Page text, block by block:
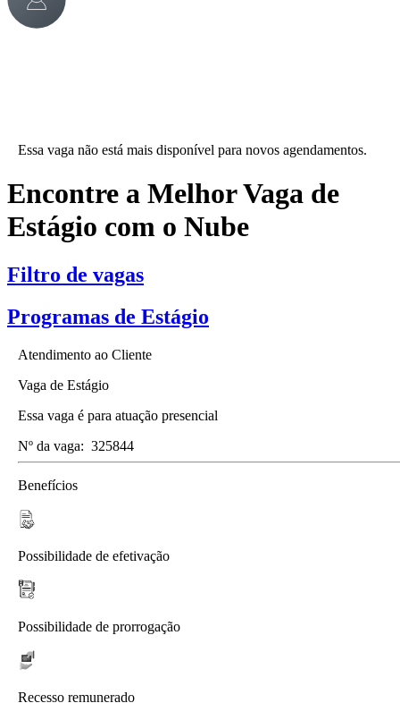
Essa vaga não está mais disponível para novos agendamentos.
Encontre a Melhor Vaga de
Estágio com o Nube
Filtro de vagas
Programas de Estágio
Atendimento ao Cliente
Vaga de Estágio
Essa vaga é para atuação presencial
Nº da vaga: 325844
Benefícios
Possibilidade de efetivação
Possibilidade de prorrogação
Recesso remunerado